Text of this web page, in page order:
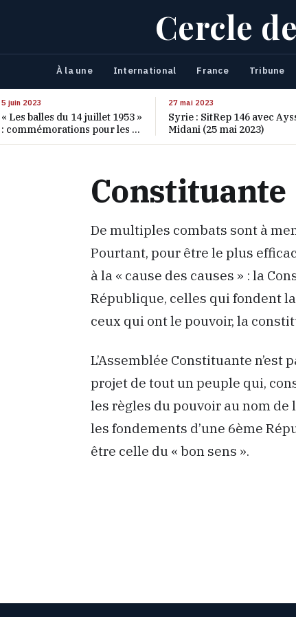
Cercle
À la une International France Tribune
5 juin 2023
« Les balles du 14 juillet 1953 »
: commémorations pour les 70
ans de ce massacre oublié
27 mai 2023
Syrie : SitRep 146 avec
Midani (25 mai 2023)
Constituante
De multiples combats sont à
Pourtant, pour être le plus
à la « cause des causes » : la
République, celles qui fondent
ceux qui ont le pouvoir, la
L’Assemblée Constituante n’est
projet de tout un peuple qui,
les règles du pouvoir au nom
les fondements d’une 6ème
être celle du « bon sens ».